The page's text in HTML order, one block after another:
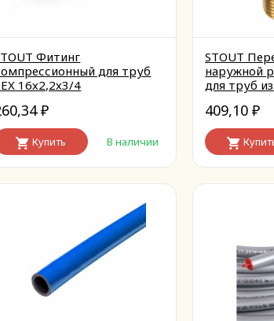
Фитинг
для труб
16х2,2х3/4
₽
Купить В наличии
STOUT
наружной
для труб
409,10₽